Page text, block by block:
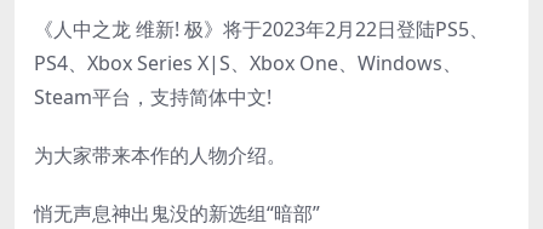
《人中之龙 维新! 极》将于2023年2月22日登陆PS5、
PS4、Xbox Series X|S、Xbox One、Windows、
Steam平台，支持简体中文!
为大家带来本作的人物介绍。
悄无声息神出鬼没的新选组“暗部”